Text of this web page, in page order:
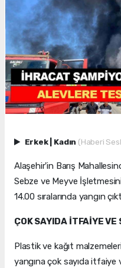
Erkek Kadın (Haberi
Alaşehir'in Barış
Sebze ve Meyve
14.00 sıralarında yangın
ÇOK SAYIDA İTFAİYE VE
Plastik ve kağıt
yangına çok sayıda itfaiye